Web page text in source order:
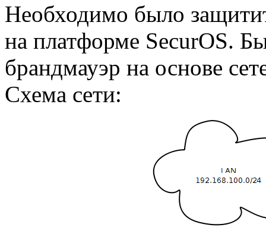
Необходимо было
на платформе SecurOS.
брандмауэр на основе
Схема сети: